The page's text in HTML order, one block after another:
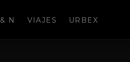
N VIAJES URBEX